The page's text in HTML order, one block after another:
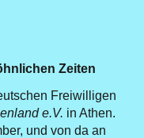
Zeiten
Freiwilligen
e.V. in Athen.
und von da an